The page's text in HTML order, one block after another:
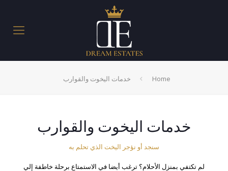
Home خدمات اليخوت والقوارب
خدمات اليخوت والقوارب
سنجد أو نؤجر اليخت الذي تحلم به
لم تكتفي بمنزل الأحلام؟ ترغب أيضا في الاستمتاع برحلة خاطفة إلي